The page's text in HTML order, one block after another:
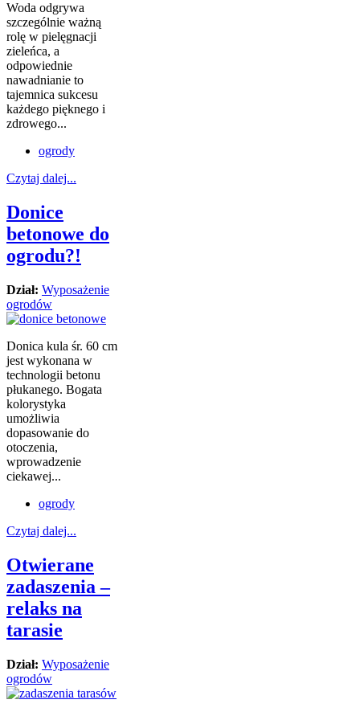
Woda odgrywa
szczególnie ważną
rolę w pielęgnacji
zieleńca, a
odpowiednie
nawadnianie to
tajemnica sukcesu
każdego pięknego i
zdrowego...
ogrody
Czytaj dalej...
Donice
betonowe do
ogrodu?!
Dział: Wyposażenie
ogrodów
Donica kula śr. 60 cm
jest wykonana w
technologii betonu
płukanego. Bogata
kolorystyka
umożliwia
dopasowanie do
otoczenia,
wprowadzenie
ciekawej...
ogrody
Czytaj dalej...
Otwierane
zadaszenia –
relaks na
tarasie
Dział: Wyposażenie
ogrodów